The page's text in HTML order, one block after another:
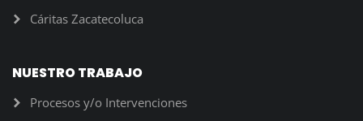
Cáritas Zacatecoluca
NUESTRO TRABAJO
Procesos y/o Intervenciones